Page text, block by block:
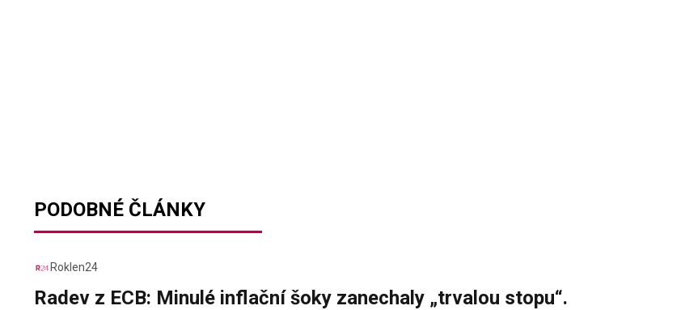
PODOBNÉ ČLÁNKY
Roklen24
Radev z ECB: Minulé inflační šoky zanechaly „trvalou stopu“.